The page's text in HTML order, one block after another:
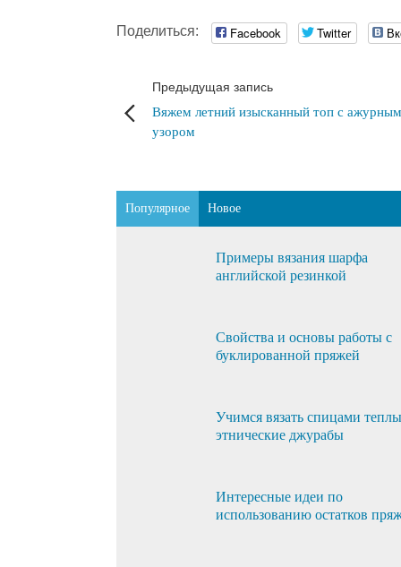
Поделиться: Facebook Twitter
Предыдущая запись
Вяжем летний изысканный топ с ажурным
узором
Популярное Новое
Примеры вязания шарфа
английской резинкой
Свойства и основы работы с
буклированной пряжей
Учимся вязать спицами
этнические джурабы
Интересные идеи по
использованию остатков